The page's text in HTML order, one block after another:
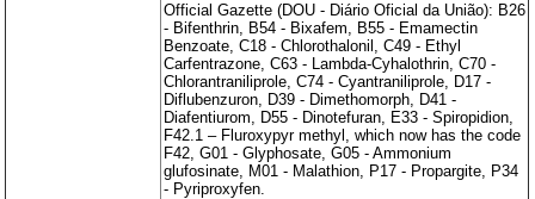
Official Gazette (DOU - Diário Oficial da União): B26
- Bifenthrin, B54 - Bixafem, B55 - Emamectin
Benzoate, C18 - Chlorothalonil, C49 - Ethyl
Carfentrazone, C63 - Lambda-Cyhalothrin, C70 -
Chlorantraniliprole, C74 - Cyantraniliprole, D17 -
Diflubenzuron, D39 - Dimethomorph, D41 -
Diafentiurom, D55 - Dinotefuran, E33 - Spiropidion,
F42.1 – Fluroxypyr methyl, which now has the code
F42, G01 - Glyphosate, G05 - Ammonium
glufosinate, M01 - Malathion, P17 - Propargite, P34
- Pyriproxyfen.